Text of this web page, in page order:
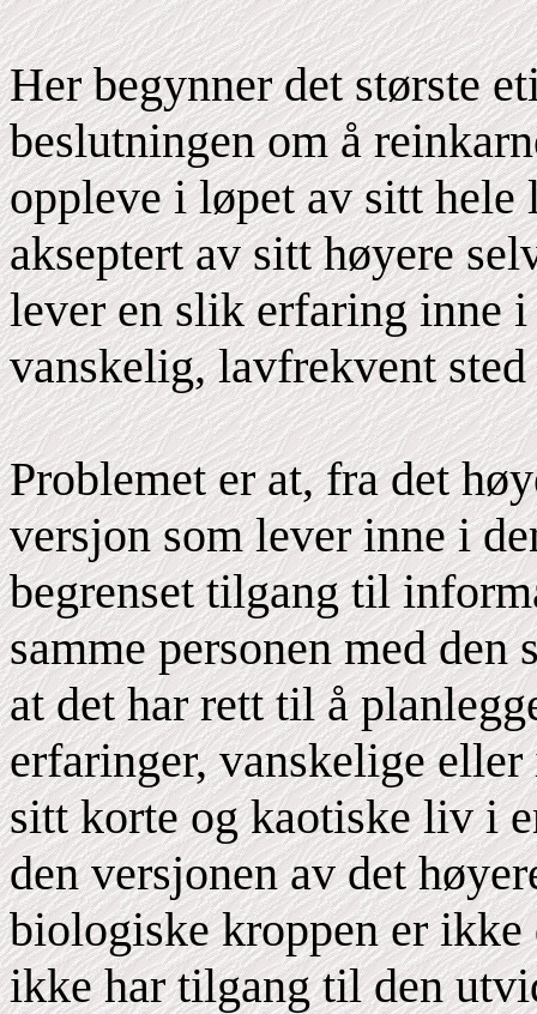
Her begynner det største
beslutningen om å
oppleve i løpet av sitt
akseptert av sitt høyere
lever en slik erfaring inne
vanskelig, lavfrekvent
Problemet er at, fra det
versjon som lever inne i
begrenset tilgang til
samme personen med den
at det har rett til å
erfaringer, vanskelige
sitt korte og kaotiske liv i
den versjonen av det
biologiske kroppen er ikke
ikke har tilgang til den